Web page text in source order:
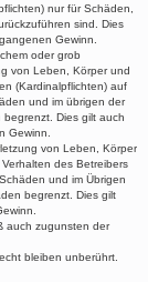
nur für Schäden,
sind. Dies
Gewinn.
oder grob
von Leben, Körper und
(Kardinalpflichten) auf
und im übrigen der
Dies gilt auch
Gewinn.
von Leben, Körper
des Betreibers
und im Übrigen
begrenzt. Dies gilt
auch zugunsten der
bleiben unberührt.